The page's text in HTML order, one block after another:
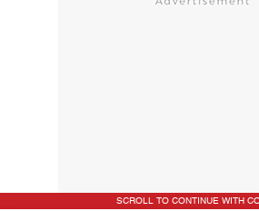
SCROLL TO CONTINUE WITH